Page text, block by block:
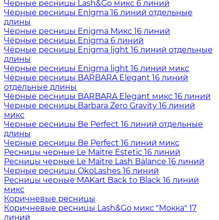
Черные ресницы Lash&Go микс 6 линий
Чёрные ресницы Enigma 16 линий отдельные
длины
Чёрные ресницы Enigma Микс 16 линий
Чёрные ресницы Enigma 6 линий
Чёрные ресницы Enigma light 16 линий отдельные
длины
Чёрные ресницы Enigma light 16 линий микс
Чёрные ресницы BARBARA Elegant 16 линий
отдельные длины
Чёрные ресницы BARBARA Elegant микс 16 линий
Черные ресницы Barbara Zero Gravity 16 линий
микс
Черные ресницы Be Perfect 16 линий отдельные
длины
Черные ресницы Be Perfect 16 линий микс
Ресницы черные Le Maitre Estetic 16 линий
Ресницы черные Le Maitre Lash Balance 16 линий
Черные ресницы OkoLashes 16 линий
Ресницы черные MAKart Back to Black 16 линий
микс
Коричневые ресницы
Коричневые ресницы Lash&Go микс "Мокка" 17
линий